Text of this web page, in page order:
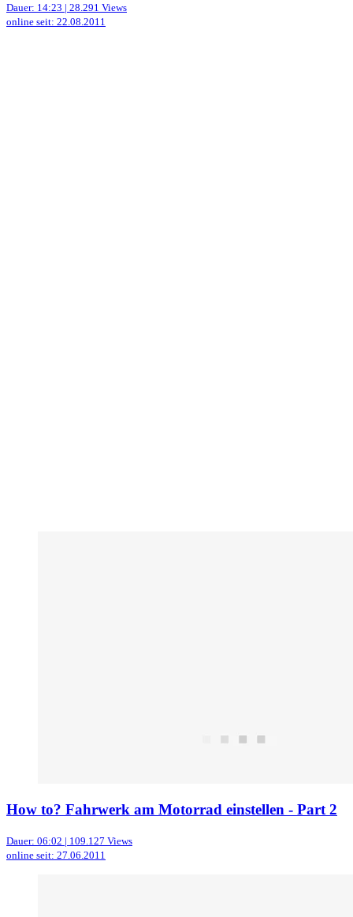
Dauer: 14:23 | 28.291 Views
online seit: 22.08.2011
How to? Fahrwerk am Motorrad einstellen - Part 2
Dauer: 06:02 | 109.127 Views
online seit: 27.06.2011